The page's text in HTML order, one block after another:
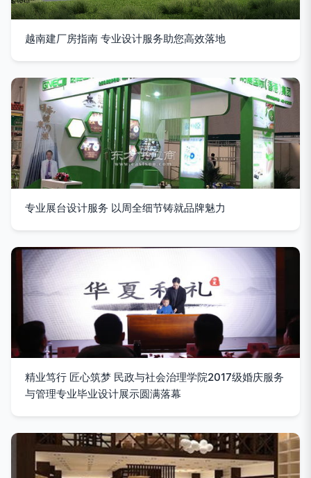
越南建厂房指南 专业设计服务助您高效落地
专业展台设计服务 以周全细节铸就品牌魅力
精业笃行 匠心筑梦 民政与社会治理学院2017级婚庆服务
与管理专业毕业设计展示圆满落幕